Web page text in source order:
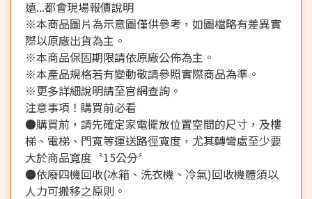
遠...都會現場報價說明
※本商品圖片為示意圖僅供參考，如圖檔略有差異實
際以原廠出貨為主。
※本商品保固期限請依原廠公佈為主。
※本產品規格若有變動敬請參照實際商品為準。
※更多詳細說明請至官網查詢。
注意事項！購買前必看
●購買前，請先確定家電擺放位置空間的尺寸，及樓
梯、電梯、門寬等運送路徑寬度，尤其轉彎處至少要
大於商品寬度〝15公分〞
●依廢四機回收(冰箱、洗衣機、冷氣)回收機體須以
人力可搬移之原則。